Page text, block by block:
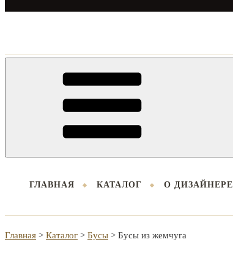
ГЛАВНАЯ КАТАЛОГ О ДИЗАЙНЕРЕ
Главная > Каталог > Бусы > Бусы из жемчуга